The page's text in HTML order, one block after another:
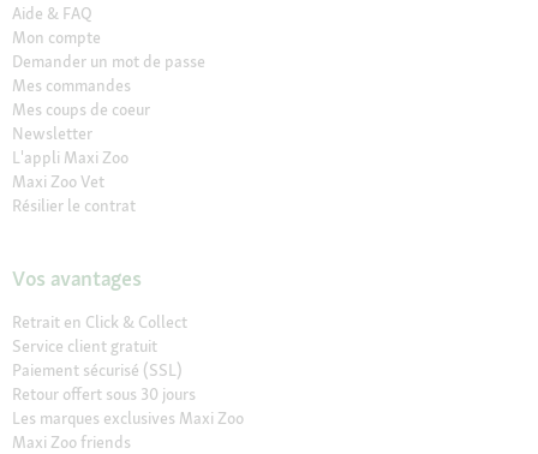
Aide & FAQ
Mon compte
Demander un mot de passe
Mes commandes
Mes coups de coeur
Newsletter
L'appli Maxi Zoo
Maxi Zoo Vet
Résilier le contrat
Vos avantages
Retrait en Click & Collect
Service client gratuit
Paiement sécurisé (SSL)
Retour offert sous 30 jours
Les marques exclusives Maxi Zoo
Maxi Zoo friends